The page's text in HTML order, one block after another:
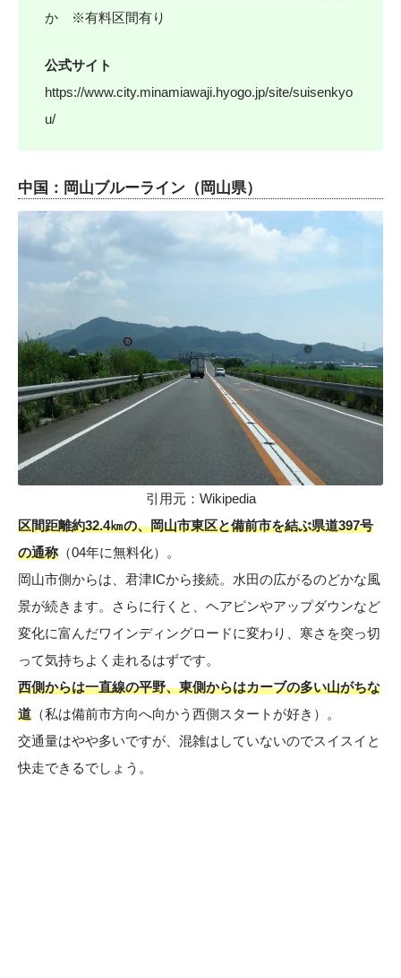
か ※有料区間有り
公式サイト
https://www.city.minamiawaji.hyogo.jp/site/suisenkyo
u/
中国：岡山ブルーライン（岡山県）
引用元： Wikipedia
区間距離約32.4㎞の、岡山市東区と備前市を結ぶ県道397号
の通称（04年に無料化）。
岡山市側からは、君津ICから接続。水田の広がるのどかな風
景が続きます。さらに行くと、ヘアピンやアップダウンなど
変化に富んだワインディングロードに変わり、寒さを突っ切
って気持ちよく走れるはずです。
西側からは一直線の平野、東側からはカーブの多い山がちな
道 （私は備前市方向へ向かう西側スタートが好き）。
交通量はやや多いですが、混雑はしていないのでスイスイと
快走できるでしょう。